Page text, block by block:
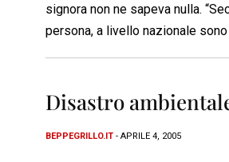
signora non ne sapeva nulla.
persona, a livello nazionale
Disastro
BEPPEGRILLO.IT - APRILE 4, 2005